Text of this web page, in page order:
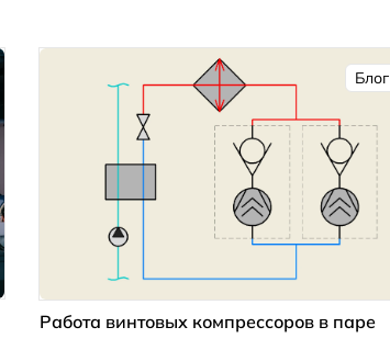
Блог
Работа винтовых компрессоров в паре